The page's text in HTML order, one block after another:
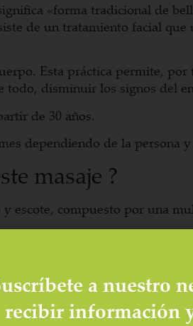
«forma tradicional de
de un tratamiento facial
Esta práctica permite,
todo, disminuir los signos del
de 30 años.
dependiendo de la persona
masaje ?
escote, compuesto por una
logrando una mejora de la
y libera el rostro de la
y la tecnica de masaje
con plantas para mejor
a nuestro
recibir información